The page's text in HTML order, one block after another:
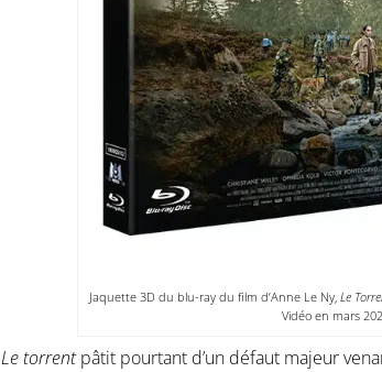
Jaquette 3D du blu-ray du film d’Anne Le Ny,Le
Vidéo en mars
Le torrentpâtit pourtant d’un défaut majeur